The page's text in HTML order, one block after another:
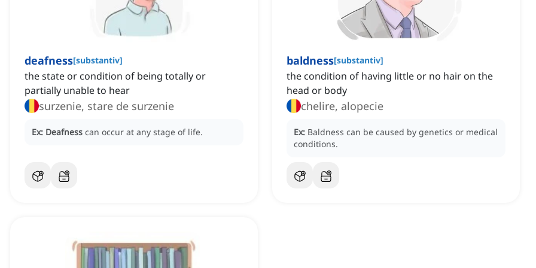
deafness[substantiv]
the state or condition of being totally or
partially unable to hear
surzenie, stare de surzenie
Ex: Deafness can occur at any stage of life.
baldness[substantiv]
the condition of having little or no hair on the
head or body
chelire, alopecie
Ex: Baldness can be caused by genetics or medical
conditions.